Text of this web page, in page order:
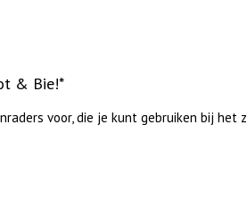
& Bie!*
voor, die je kunt gebruiken bij het